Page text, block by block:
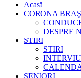
Acasă
CORONA
DESPRE
STIRI
STIRI
INTERVIU
SENIORI